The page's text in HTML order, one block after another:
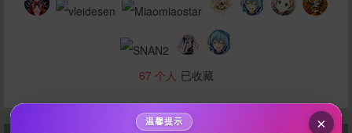
10 50 100
500
秒传文本链接
67 个人 已收藏
×
温馨提示